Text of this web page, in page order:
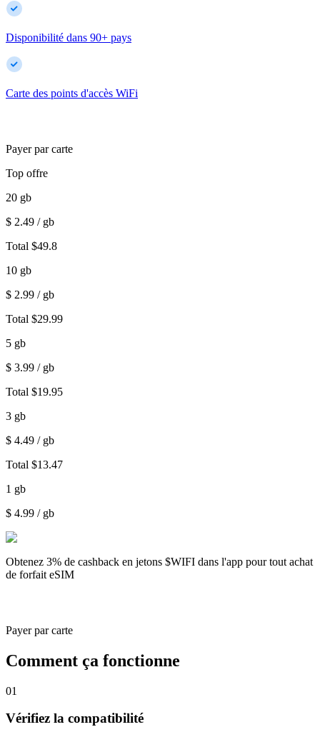
Disponibilité dans 90+ pays
Carte des points d'accès WiFi
Payer par carte
Top offre
20 gb
$ 2.49 / gb
Total $49.8
10 gb
$ 2.99 / gb
Total $29.99
5 gb
$ 3.99 / gb
Total $19.95
3 gb
$ 4.49 / gb
Total $13.47
1 gb
$ 4.99 / gb
Obtenez 3% de cashback en jetons $WIFI dans l'app pour tout achat
de forfait eSIM
Payer par carte
Comment ça fonctionne
01
Vérifiez la compatibilité